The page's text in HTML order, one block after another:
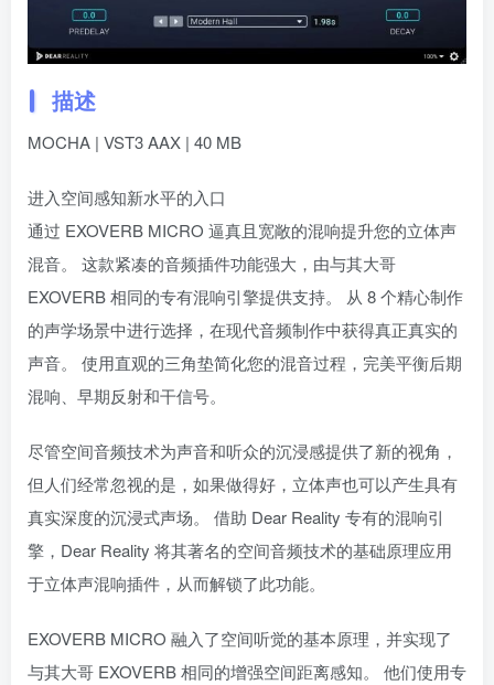
描述
MOCHA | VST3 AAX | 40 MB
进入空间感知新水平的入口
通过 EXOVERB MICRO 逼真且宽敞的混响提升您的立体声
混音。 这款紧凑的音频插件功能强大，由与其大哥
EXOVERB 相同的专有混响引擎提供支持。 从 8 个精心制作
的声学场景中进行选择，在现代音频制作中获得真正真实的
声音。 使用直观的三角垫简化您的混音过程，完美平衡后期
混响、早期反射和干信号。
尽管空间音频技术为声音和听众的沉浸感提供了新的视角，
但人们经常忽视的是，如果做得好，立体声也可以产生具有
真实深度的沉浸式声场。 借助 Dear Reality 专有的混响引
擎，Dear Reality 将其著名的空间音频技术的基础原理应用
于立体声混响插件，从而解锁了此功能。
EXOVERB MICRO 融入了空间听觉的基本原理，并实现了
与其大哥 EXOVERB 相同的增强空间距离感知。 他们使用专